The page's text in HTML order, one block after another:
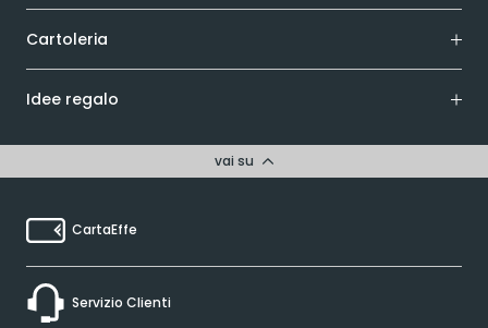
Cartoleria
Idee regalo
vai su
CartaEffe
Servizio Clienti